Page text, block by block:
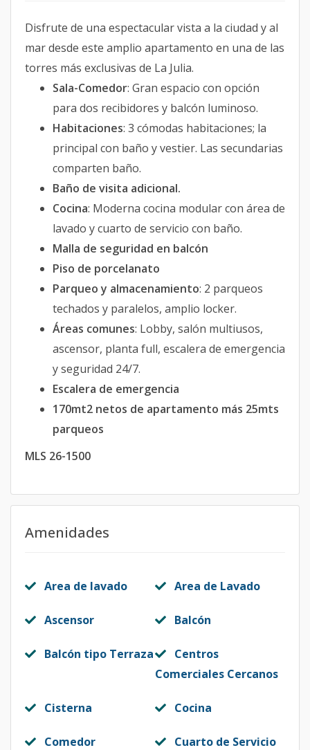
Disfrute de una espectacular vista a la ciudad y al
mar desde este amplio apartamento en una de las
torres más exclusivas de La Julia.
Sala-Comedor: Gran espacio con opción
para dos recibidores y balcón luminoso.
Habitaciones: 3 cómodas habitaciones; la
principal con baño y vestier. Las secundarias
comparten baño.
Baño de visita adicional.
Cocina: Moderna cocina modular con área de
lavado y cuarto de servicio con baño.
Malla de seguridad en balcón
Piso de porcelanato
Parqueo y almacenamiento: 2 parqueos
techados y paralelos, amplio locker.
Áreas comunes: Lobby, salón multiusos,
ascensor, planta full, escalera de emergencia
y seguridad 24/7.
Escalera de emergencia
170mt2 netos de apartamento más 25mts
parqueos
MLS 26-1500
Amenidades
Area de lavado Area de Lavado
Ascensor Balcón
Balcón tipo Terraza
Centros
Comerciales Cercanos
Cisterna Cocina
Comedor Cuarto de Servicio